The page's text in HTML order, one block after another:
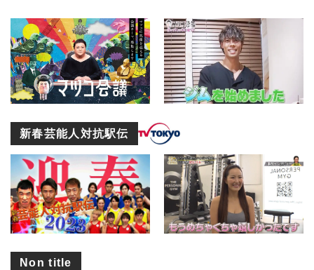
新春芸能人対抗駅伝
Non title